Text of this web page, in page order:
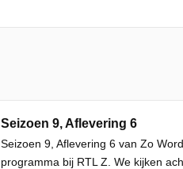
Seizoen 9, Aflevering 6
Seizoen 9, Aflevering 6 van Zo
programma bij RTL Z. We kijken